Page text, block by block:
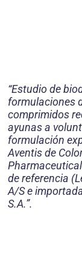
“Estudio de
formulaciones
comprimidos
ayunas a
formulación
Aventis de
de referencia
A/S e
S.A.”.